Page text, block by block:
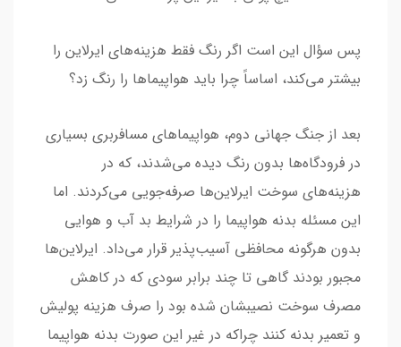
پس سؤال این است اگر رنگ فقط هزینه‌های ایرلاین را
بیشتر می‌کند، اساساً چرا باید هواپیماها را رنگ زد؟
بعد از جنگ جهانی دوم، هواپیماهای مسافربری بسیاری
در فرودگاه‌ها بدون رنگ دیده می‌شدند، که در
هزینه‌های سوخت ایرلاین‌ها صرفه‌جویی می‌کردند. اما
این مسئله بدنه هواپیما را در شرایط بد آب و هوایی
بدون هرگونه محافظی آسیب‌پذیر قرار می‌داد. ایرلاین‌ها
مجبور بودند گاهی تا چند برابر سودی که در کاهش
مصرف سوخت نصیبشان شده بود را صرف هزینه پولیش
و تعمیر بدنه کنند چراکه در غیر این صورت بدنه هواپیما